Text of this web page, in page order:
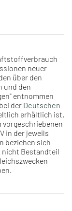
neuer
über den
und den
entnommen
der Deutschen
erhältlich ist.
vorgeschriebenen
in der jeweils
beziehen sich
nicht Bestandteil